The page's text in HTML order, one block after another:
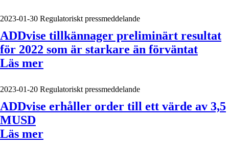
2023-01-30 Regulatoriskt pressmeddelande
ADDvise tillkännager preliminärt resultat
för 2022 som är starkare än förväntat
Läs mer
2023-01-20 Regulatoriskt pressmeddelande
ADDvise erhåller order till ett värde av 3,5
MUSD
Läs mer